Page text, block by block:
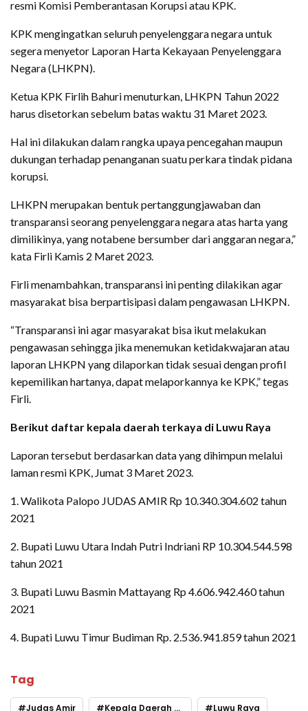
resmi Komisi Pemberantasan Korupsi atau KPK.
KPK mengingatkan seluruh penyelenggara negara untuk
segera menyetor Laporan Harta Kekayaan Penyelenggara
Negara (LHKPN).
Ketua KPK Firlih Bahuri menuturkan, LHKPN Tahun 2022
harus disetorkan sebelum batas waktu 31 Maret 2023.
Hal ini dilakukan dalam rangka upaya pencegahan maupun
dukungan terhadap penanganan suatu perkara tindak pidana
korupsi.
LHKPN merupakan bentuk pertanggungjawaban dan
transparansi seorang penyelenggara negara atas harta yang
dimilikinya, yang notabene bersumber dari anggaran negara,”
kata Firli Kamis 2 Maret 2023.
Firli menambahkan, transparansi ini penting dilakikan agar
masyarakat bisa berpartisipasi dalam pengawasan LHKPN.
“Transparansi ini agar masyarakat bisa ikut melakukan
pengawasan sehingga jika menemukan ketidakwajaran atau
laporan LHKPN yang dilaporkan tidak sesuai dengan profil
kepemilikan hartanya, dapat melaporkannya ke KPK,” tegas
Firli.
Berikut daftar kepala daerah terkaya di Luwu Raya
Laporan tersebut berdasarkan data yang dihimpun melalui
laman resmi KPK, Jumat 3 Maret 2023.
1. Walikota Palopo JUDAS AMIR Rp 10.340.304.602 tahun
2021
2. Bupati Luwu Utara Indah Putri Indriani RP 10.304.544.598
tahun 2021
3. Bupati Luwu Basmin Mattayang Rp 4.606.942.460 tahun
2021
4. Bupati Luwu Timur Budiman Rp. 2.536.941.859 tahun 2021
Tag
Judas Amir Kepala Daerah Terkaya Luwu Raya